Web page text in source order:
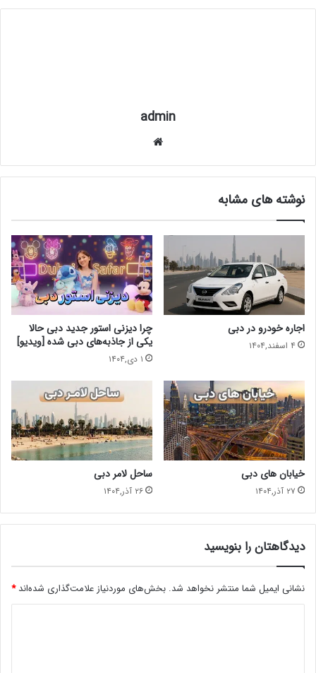
admin
ت
نوشته های مشابه
اجاره خودرو در دبی
۴ اسفند,۱۴۰۴
چرا دیزنی استور جدید دبی حالا
یکی از جاذبه‌های دبی شده [ویدیو]
۱ دی,۱۴۰۴
خیابان های دبی
۲۷ آذر,۱۴۰۴
ساحل لامر دبی
۲۶ آذر,۱۴۰۴
دیدگاهتان را بنویسید
نشانی ایمیل شما منتشر نخواهد شد. بخش‌های موردنیاز علامت‌گذاری شده‌اند*